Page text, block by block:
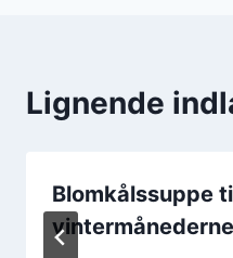
Lignende
Blomkålssuppe
vintermånederne